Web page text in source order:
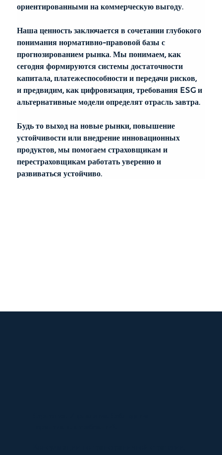
ориентированными на коммерческую выгоду.
Наша ценность заключается в сочетании глубокого
понимания нормативно-правовой базы с
прогнозированием рынка. Мы понимаем, как
сегодня формируются системы достаточности
капитала, платежеспособности и передачи рисков,
и предвидим, как цифровизация, требования ESG и
альтернативные модели определят отрасль завтра.
Будь то выход на новые рынки, повышение
устойчивости или внедрение инновационных
продуктов, мы помогаем страховщикам и
перестраховщикам работать уверенно и
развиваться устойчиво.